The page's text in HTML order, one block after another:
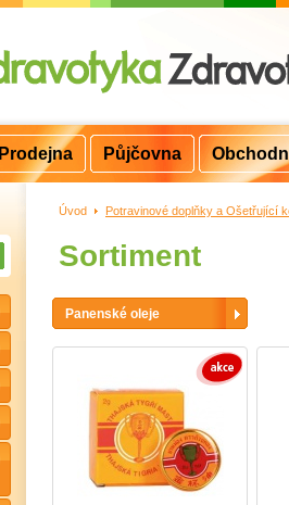
Úvod > Potravinové doplňky a Ošetřující
Sortiment
Panenské oleje
Prodejna Půjčovna